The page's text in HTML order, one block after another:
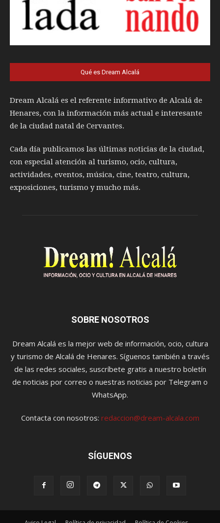
Qué es Dream Alcalá
Dream Alcalá es el referente informativo de Alcalá de
Henares, con la información más actual e interesante
de la ciudad natal de Cervantes.
Cada día publicamos las últimas noticias de la ciudad,
con especial atención al turismo, ocio, cultura,
actividades, eventos, música, cine, teatro, cultura,
exposiciones, turismo y mucho más.
SOBRE NOSOTROS
Dream Alcalá es la mejor web de información, ocio, cultura
y turismo de Alcalá de Henares. Síguenos también a través
de las redes sociales, suscríbete gratis a nuestro boletín
de noticias por correo o nuestras noticias por Telegram o
WhatsApp.
Contacta con nosotros: redaccion@dream-alcala.com
SÍGUENOS